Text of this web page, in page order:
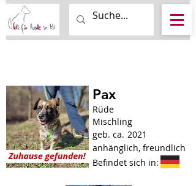
Pax
Rüde
Mischling
geb. ca. 2021
anhänglich, freundlich
Befindet sich in: